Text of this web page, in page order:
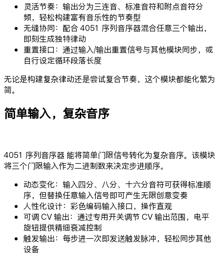
灵活节奏：输出分为三连音、标准音符和附点音符分
频，轻松构建富有音乐性的节奏型
无缝协同：配合 4051 序列音序器混合任意三个输出，
即刻生成独特律动
重置接口：通过输入/输出重置信号与其他模块同步，或
自行设定循环段落长度
无论是构建复杂律动还是尝试复合节奏，这个模块都能化繁为
简。
简单输入，复杂音序
4051 序列音序器 能将简单门限信号转化为复杂音序。该模块
将三个门限输入作为二进制数来决定步进顺序。
动态变化：输入四分、八分、十六分音符可获得标准顺
序，但替换任意输入信号即可产生无限创意变奏
人性化设计：彩色编码输入接口，操作直观
可调 CV 输出：通过专用开关调节 CV 输出范围，电平
旋钮提供精细衰减控制
触发输出：每步进一次即发送触发脉冲，轻松同步其他
设备